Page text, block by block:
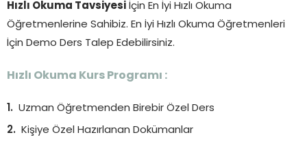
Hızlı Okuma Tavsiyesi
İçin En İyi Hızlı Okuma
Öğretmenlerine Sahibiz. En İyi Hızlı Okuma Öğretmenleri
İçin Demo Ders Talep Edebilirsiniz.
Hızlı Okuma Kurs Programı :
Uzman Öğretmenden Birebir Özel Ders
Kişiye Özel Hazırlanan Dokümanlar